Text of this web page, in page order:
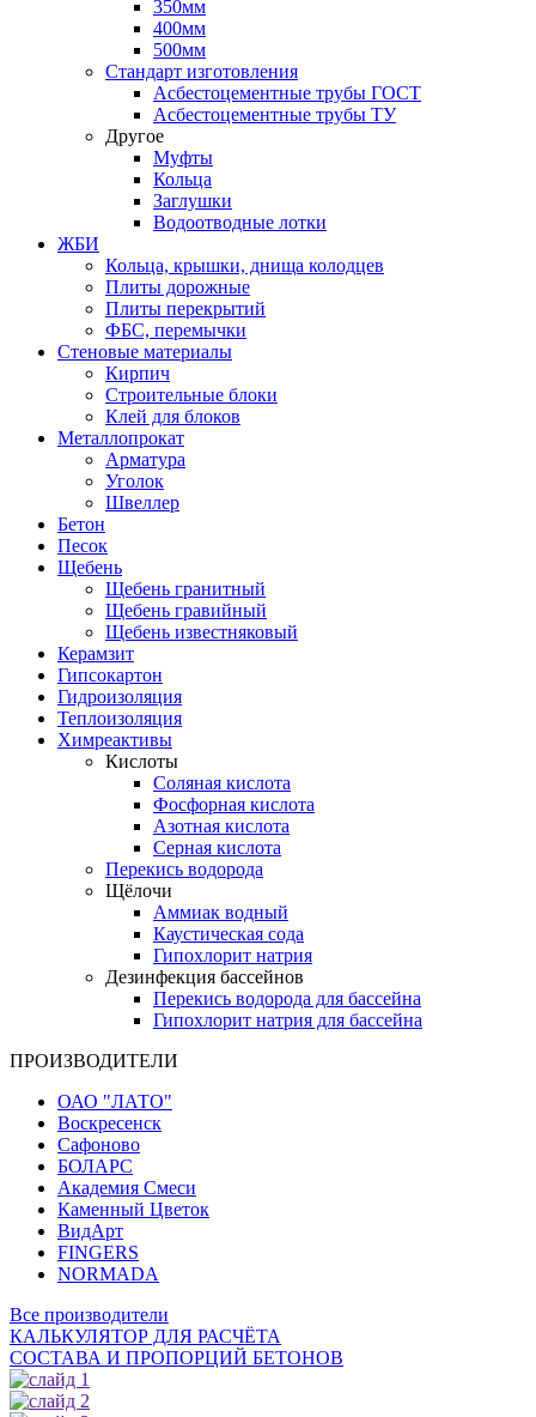
350мм
400мм
500мм
Стандарт изготовления
Асбестоцементные трубы ГОСТ
Асбестоцементные трубы ТУ
Другое
Муфты
Кольца
Заглушки
Водоотводные лотки
ЖБИ
Кольца, крышки, днища колодцев
Плиты дорожные
Плиты перекрытий
ФБС, перемычки
Стеновые материалы
Кирпич
Строительные блоки
Клей для блоков
Металлопрокат
Арматура
Уголок
Швеллер
Бетон
Песок
Щебень
Щебень гранитный
Щебень гравийный
Щебень известняковый
Керамзит
Гипсокартон
Гидроизоляция
Теплоизоляция
Химреактивы
Кислоты
Соляная кислота
Фосфорная кислота
Азотная кислота
Серная кислота
Перекись водорода
Щёлочи
Аммиак водный
Каустическая сода
Гипохлорит натрия
Дезинфекция бассейнов
Перекись водорода для бассейна
Гипохлорит натрия для бассейна
ПРОИЗВОДИТЕЛИ
ОАО "ЛАТО"
Воскресенск
Сафоново
БОЛАРС
Академия Смеси
Каменный Цветок
ВидАрт
FINGERS
NORMADA
Все производители
КАЛЬКУЛЯТОР ДЛЯ РАСЧЁТА
СОСТАВА И ПРОПОРЦИЙ БЕТОНОВ